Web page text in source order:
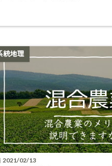
統地理
2021/02/13